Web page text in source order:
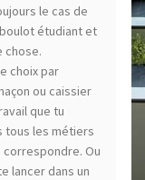
le cas de
étudiant et
chose.
choix par
ou caissier
que tu
tous les métiers
Ou
lancer dans un